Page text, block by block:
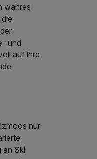
wahres
und
auf ihre
nur
an Ski